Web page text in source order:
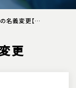
名義変更【オーナー様専
更